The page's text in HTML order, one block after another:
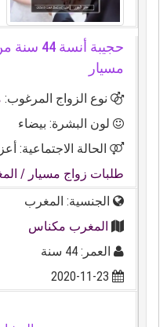
حجيبة
مسيار
نوع الزواج المرغوب:
لون البشرة: بيضاء
الحالة الاجتماعية:
طلبات زواج مسيار /
الجنسية: المغرب
المغرب مكناس
العمر: 44 سنة
2020-11-23